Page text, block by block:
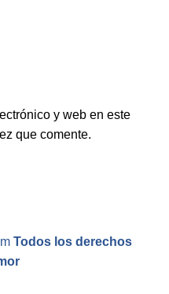
y web en este
que comente.
Todos los derechos